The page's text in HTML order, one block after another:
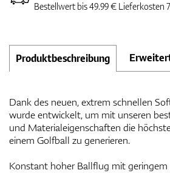
Bestellwert bis 49.99 € Lieferkosten
Produktbeschreibung
Dank des neuen, extrem schnellen
wurde entwickelt, um mit unseren
und Materialeigenschaften die
einem Golfball zu generieren.
Konstant hoher Ballflug mit geringem